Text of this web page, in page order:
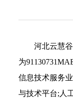
河北云慧
为
信息技术服务
与技术平台;人